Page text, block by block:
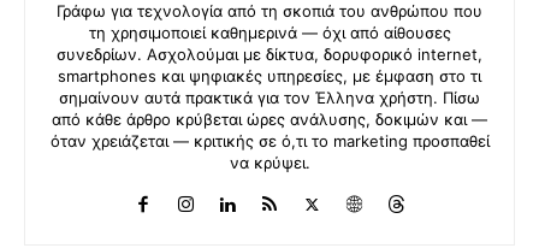
Γράφω για τεχνολογία από τη σκοπιά του ανθρώπου που
τη χρησιμοποιεί καθημερινά — όχι από αίθουσες
συνεδρίων. Ασχολούμαι με δίκτυα, δορυφορικό internet,
smartphones και ψηφιακές υπηρεσίες, με έμφαση στο τι
σημαίνουν αυτά πρακτικά για τον Έλληνα χρήστη. Πίσω
από κάθε άρθρο κρύβεται ώρες ανάλυσης, δοκιμών και —
όταν χρειάζεται — κριτικής σε ό,τι το marketing προσπαθεί
να κρύψει.